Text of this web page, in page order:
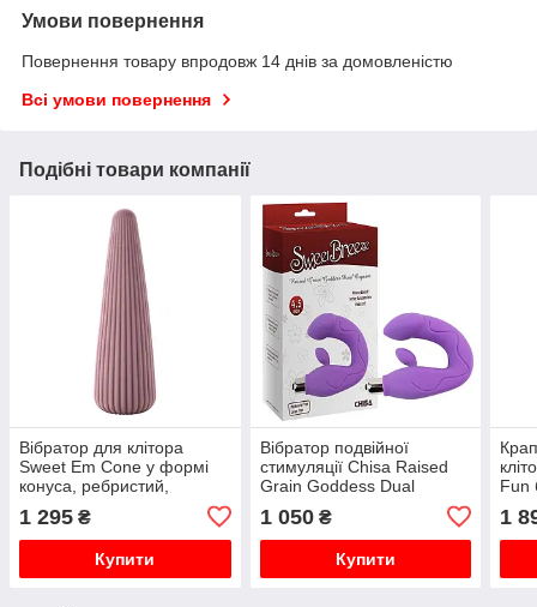
Умови повернення
Повернення товару впродовж 14 днів за домовленістю
Всі умови повернення
Подібні товари компанії
Вібратор для клітора
Sweet Em Cone у формі
конуса, ребристий,
фіолетовий, 12,8 × 3,8 см
1 295 ₴
Купити
Вібратор подвійної
стимуляції Chisa Raised
Grain Goddess Dual
клітора, фіолетовий
1 050₴
Купити
Fun
1